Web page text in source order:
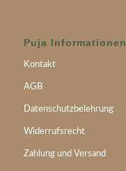
Puja Informationen
Kontakt
AGB
Datenschutzbelehrung
Widerrufsrecht
Zahlung und Versand